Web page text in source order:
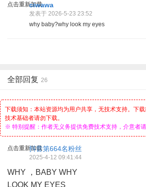
点击重新加载ciwawa
发表于 2026-5-23 23:52
why baby?why look my eyes
全部回复 26
下载须知：本站资源均为用户共享，无技术支持。下
技术基础者请勿下载。
※ 特别提醒：作者无义务提供免费技术支持，介意者
点击重新加载抖音第664名粉丝
2025-4-12 09:41:44
WHY ，BABY WHY
LOOK MY EYES